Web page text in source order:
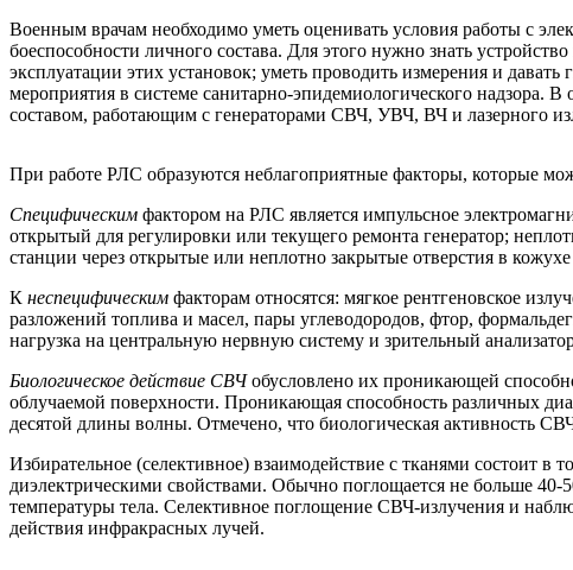
Военным врачам необходимо уметь оценивать условия работы с
боеспособности личного состава. Для этого нужно знать
эксплуатации этих установок; уметь проводить измерения и
мероприятия в системе санитарно-эпидемиологического надзора.
составом, работающим с генераторами СВЧ, УВЧ, ВЧ и лазерного
При работе РЛС образуются неблагоприятные факторы, которые
Специфическим фактором на РЛС является импульсное
открытый для регулировки или текущего ремонта генератор;
станции через открытые или неплотно закрытые отверстия в
К неспецифическим факторам относятся: мягкое рентгеновское
разложений топлива и масел, пары углеводородов, фтор,
нагрузка на центральную нервную систему и зрительный
Биологическое действие СВЧобусловлено их проникающей
облучаемой поверхности. Проникающая способность различных
десятой длины волны. Отмечено, что биологическая активность
Избирательное (селективное) взаимодействие с тканями состоит
диэлектрическими свойствами. Обычно поглощается не больше
температуры тела. Селективное поглощение СВЧ-излучения и
действия инфракрасных лучей.